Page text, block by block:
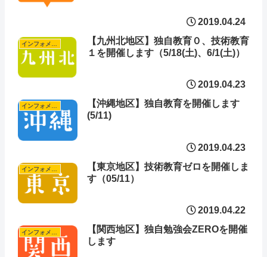
2019.04.24
【九州北地区】独自教育０、技術教育
１を開催します（5/18(土)、6/1(土)）
2019.04.23
【沖縄地区】独自教育を開催します
(5/11)
2019.04.23
【東京地区】技術教育ゼロを開催しま
す（05/11）
2019.04.22
【関西地区】独自勉強会ZEROを開催
します